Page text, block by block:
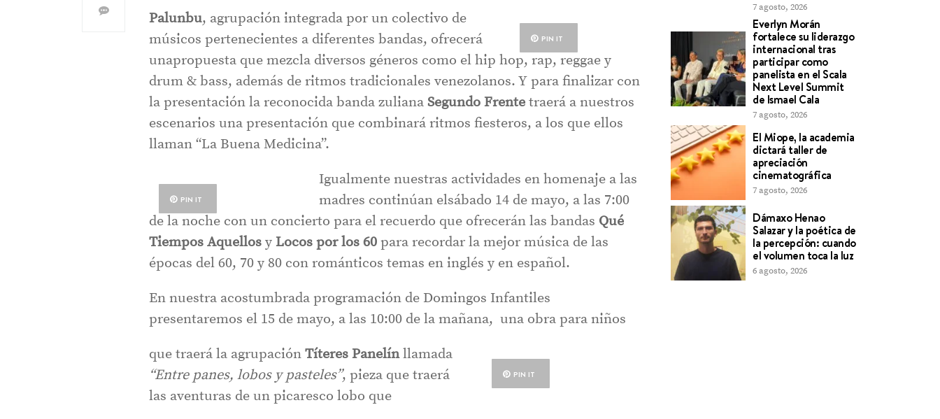
PIN IT
Palunbu, agrupación integrada por un colectivo de
músicos pertenecientes a diferentes bandas, ofrecerá
unapropuesta que mezcla diversos géneros como el hip hop, rap, reggae y
drum & bass, además de ritmos tradicionales venezolanos. Y para finalizar con
la presentación la reconocida banda zulianaSegundo Frente traerá a nuestros
escenarios una presentación que combinará ritmos fiesteros, a los que ellos
llaman “La Buena Medicina”.
PIN IT
Igualmente nuestras actividades en homenaje a las
madres continúan elsábado 14 de mayo, a las 7:00
de la noche con un concierto para el recuerdo que ofrecerán las bandas Qué
Tiempos Aquellos y Locos por los 60 para recordar la mejor música de las
épocas del 60, 70 y 80 con románticos temas en inglés y en español.
En nuestra acostumbrada programación de Domingos Infantiles
presentaremos el 15 de mayo, a las 10:00 de la mañana, una obra para niños
PIN IT
que traerá la agrupaciónTíteres Panelínllamada
“Entre panes, lobos y pasteles”, pieza que traerá
las aventuras de un picaresco lobo que
7 agosto, 2026
Everlyn Morán
fortalece su liderazgo
internacional tras
participar como
panelista en el Scala
Next Level Summit
de Ismael Cala
7 agosto, 2026
El Miope, la academia
dictará taller de
apreciación
cinematográfica
7 agosto, 2026
Dámaxo Henao
Salazar y la poética de
la percepción: cuando
el volumen toca la luz
6 agosto, 2026